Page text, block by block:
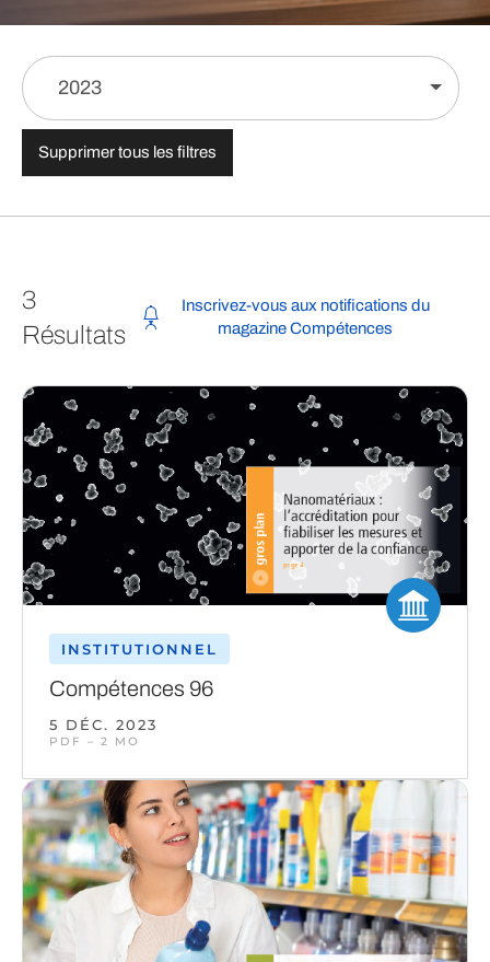
2023
Supprimer tous les filtres
3
Résultats
Inscrivez-vous aux notifications du
magazine Compétences
INSTITUTIONNEL
Compétences 96
5 DÉC. 2023
PDF – 2 MO